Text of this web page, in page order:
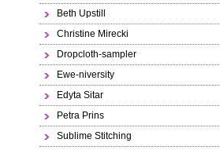
Beth Upstill
Christine Mirecki
Dropcloth-sampler
Ewe-niversity
Edyta Sitar
Petra Prins
Sublime Stitching